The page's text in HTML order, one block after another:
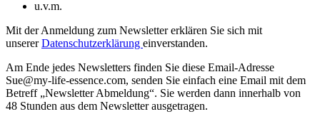
u.v.m.
Mit der Anmeldung zum Newsletter erklären Sie sich mit
unsererDatenschutzerklärung einverstanden.
Am Ende jedes Newsletters finden Sie diese Email-Adresse
Sue@my-life-essence.com, senden Sie einfach eine Email mit dem
Betreff „Newsletter Abmeldung“. Sie werden dann innerhalb von
48 Stunden aus dem Newsletter ausgetragen.